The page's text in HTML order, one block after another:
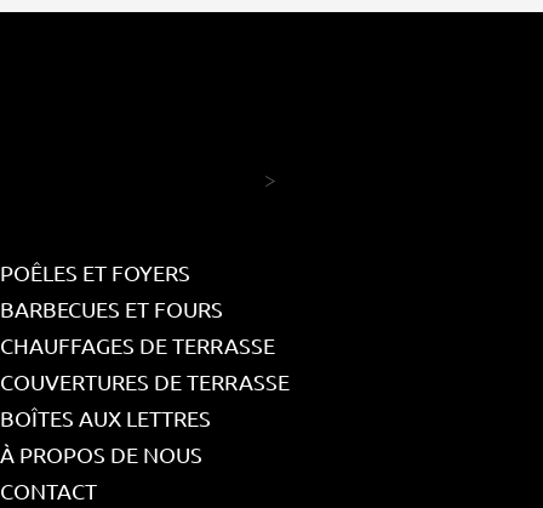
>
POÊLES ET FOYERS
BARBECUES ET FOURS
CHAUFFAGES DE TERRASSE
COUVERTURES DE TERRASSE
BOÎTES AUX LETTRES
À PROPOS DE NOUS
CONTACT